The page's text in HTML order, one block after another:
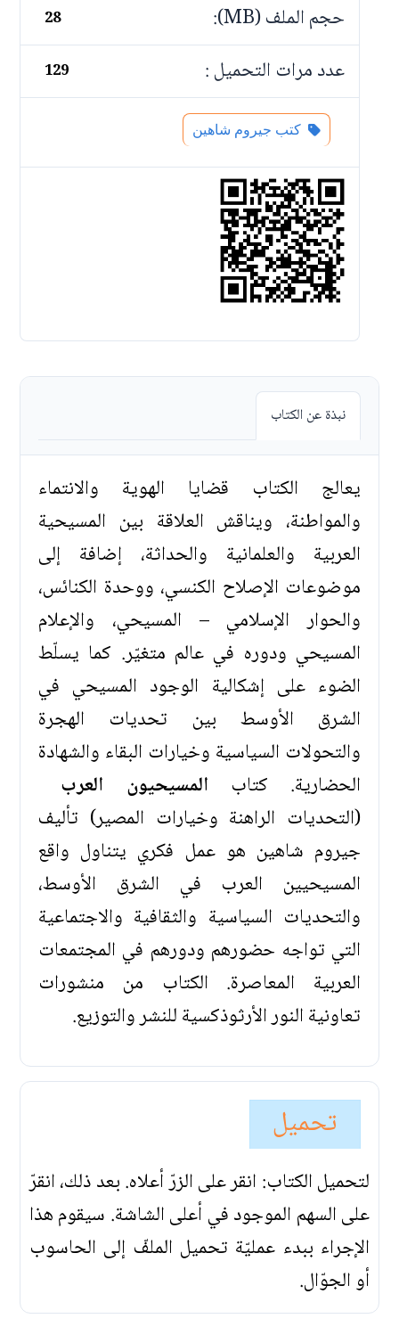
حجم الملف (MB): 28
عدد مرات التحميل : 129
كتب جيروم شاهين
نبذة عن الكتاب
يعالج الكتاب قضايا الهوية والانتماء
والمواطنة، ويناقش العلاقة بين المسيحية
العربية والعلمانية والحداثة، إضافة إلى
موضوعات الإصلاح الكنسي، ووحدة الكنائس،
والحوار الإسلامي – المسيحي، والإعلام
المسيحي ودوره في عالم متغيّر. كما يسلّط
الضوء على إشكالية الوجود المسيحي في
الشرق الأوسط بين تحديات الهجرة
والتحولات السياسية وخيارات البقاء والشهادة
الحضارية. كتاب المسيحيون العرب
(التحديات الراهنة وخيارات المصير) تأليف
جيروم شاهين هو عمل فكري يتناول واقع
المسيحيين العرب في الشرق الأوسط،
والتحديات السياسية والثقافية والاجتماعية
التي تواجه حضورهم ودورهم في المجتمعات
العربية المعاصرة. الكتاب من منشورات
تعاونية النور الأرثوذكسية للنشر والتوزيع.
تحميل
لتحميل الكتاب: انقر على الزرّ أعلاه. بعد ذلك، انقرّ
على السهم الموجود في أعلى الشاشة. سيقوم هذا
الإجراء ببدء عمليّة تحميل الملفّ إلى الحاسوب
أو الجوّال.